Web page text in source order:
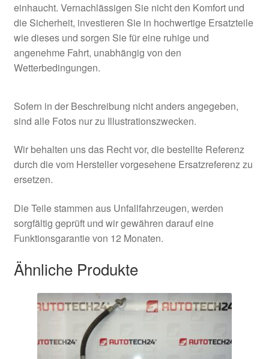
einhaucht. Vernachlässigen Sie nicht den Komfort und
die Sicherheit, investieren Sie in hochwertige Ersatzteile
wie dieses und sorgen Sie für eine ruhige und
angenehme Fahrt, unabhängig von den
Wetterbedingungen.
Sofern in der Beschreibung nicht anders angegeben,
sind alle Fotos nur zu Illustrationszwecken.
Wir behalten uns das Recht vor, die bestellte Referenz
durch die vom Hersteller vorgesehene Ersatzreferenz zu
ersetzen.
Die Teile stammen aus Unfallfahrzeugen, werden
sorgfältig geprüft und wir gewähren darauf eine
Funktionsgarantie von 12 Monaten.
Ähnliche Produkte